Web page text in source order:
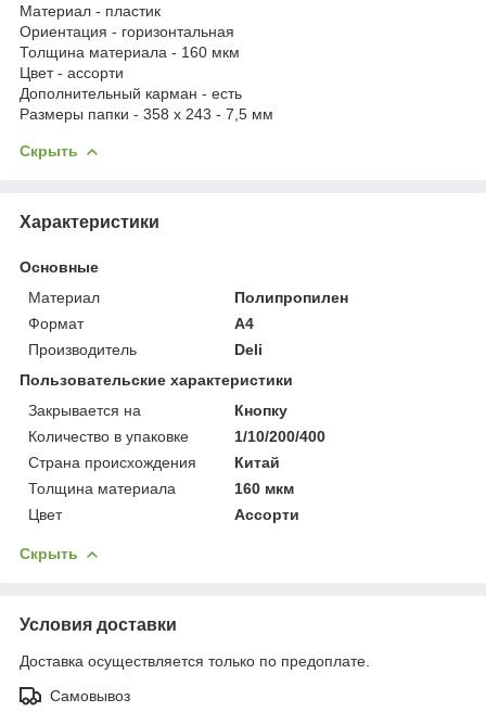
Материал - пластик
Ориентация - горизонтальная
Толщина материала - 160 мкм
Цвет - ассорти
Дополнительный карман - есть
Размеры папки - 358 х 243 - 7,5 мм
Скрыть
Характеристики
Основные
Материал
Полипропилен
Формат
A4
Производитель
Deli
Пользовательские характеристики
Закрывается на
Кнопку
Количество в упаковке
1/10/200/400
Страна происхождения
Китай
Толщина материала
160 мкм
Цвет
Ассорти
Скрыть
Условия доставки
Доставка осуществляется только по предоплате.
Самовывоз